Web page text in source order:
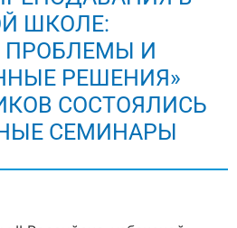
ШКОЛЕ:
ПРОБЛЕМЫ И
РЕШЕНИЯ»
СОСТОЯЛИСЬ
СЕМИНАРЫ